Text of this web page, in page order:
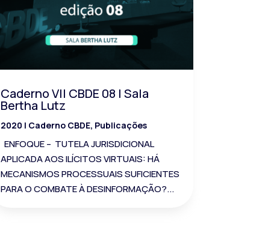
Caderno VII CBDE 08 | Sala
Bertha Lutz
2020 | Caderno CBDE, Publicações
ENFOQUE – TUTELA JURISDICIONAL
APLICADA AOS ILÍCITOS VIRTUAIS: HÁ
MECANISMOS PROCESSUAIS SUFICIENTES
PARA O COMBATE À DESINFORMAÇÃO?...